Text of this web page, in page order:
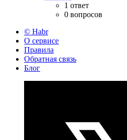
1 ответ
0 вопросов
© Habr
О сервисе
Правила
Обратная связь
Блог